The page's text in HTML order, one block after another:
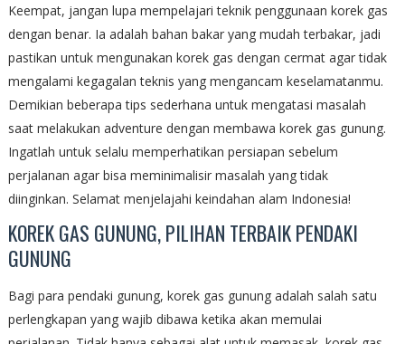
Keempat, jangan lupa mempelajari teknik penggunaan korek gas
dengan benar. Ia adalah bahan bakar yang mudah terbakar, jadi
pastikan untuk mengunakan korek gas dengan cermat agar tidak
mengalami kegagalan teknis yang mengancam keselamatanmu.
Demikian beberapa tips sederhana untuk mengatasi masalah
saat melakukan adventure dengan membawa korek gas gunung.
Ingatlah untuk selalu memperhatikan persiapan sebelum
perjalanan agar bisa meminimalisir masalah yang tidak
diinginkan. Selamat menjelajahi keindahan alam Indonesia!
KOREK GAS GUNUNG, PILIHAN TERBAIK PENDAKI
GUNUNG
Bagi para pendaki gunung, korek gas gunung adalah salah satu
perlengkapan yang wajib dibawa ketika akan memulai